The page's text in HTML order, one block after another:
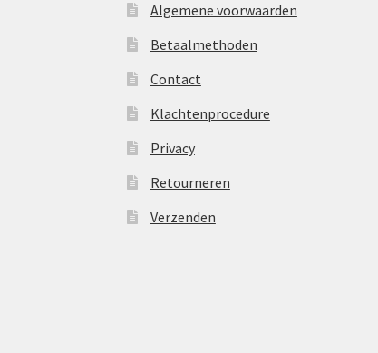
Algemene voorwaarden
Betaalmethoden
Contact
Klachtenprocedure
Privacy
Retourneren
Verzenden